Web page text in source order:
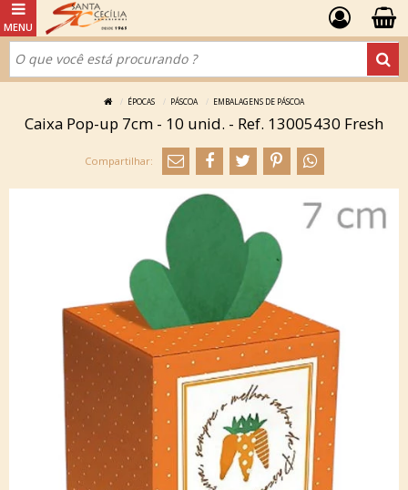
ÉPOCAS PÁSCOA EMBALAGENS DE PÁSCOA
Caixa Pop-up 7cm - 10 unid. - Ref. 13005430 Fresh